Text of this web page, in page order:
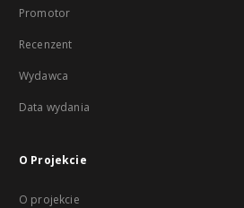
Promotor
Recenzent
Wydawca
Data wydania
O Projekcie
O projekcie